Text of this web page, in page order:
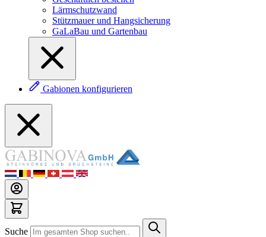
Lärmschutzwand
Stützmauer und Hangsicherung
GaLaBau und Gartenbau
Gabionen konfigurieren
Suche